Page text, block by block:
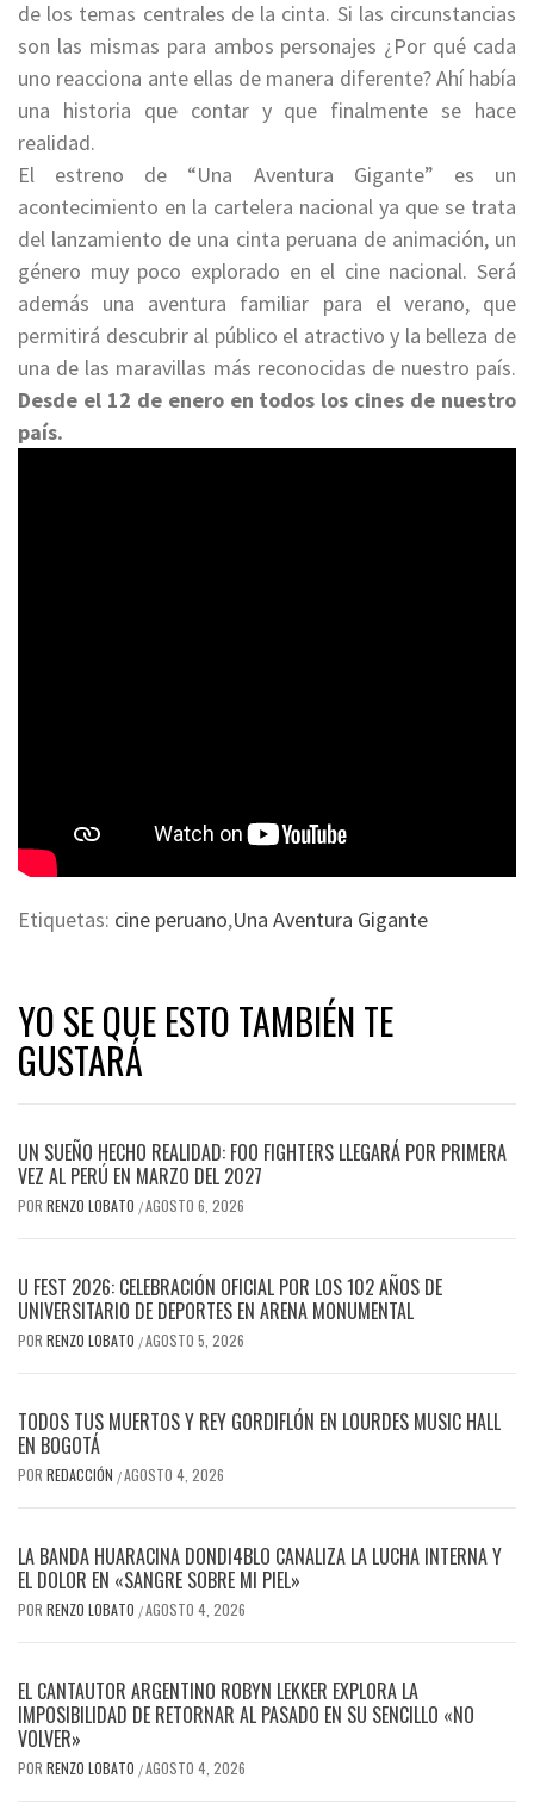
de los temas centrales de la cinta. Si las circunstancias
son las mismas para ambos personajes ¿Por qué cada
uno reacciona ante ellas de manera diferente? Ahí había
una historia que contar y que finalmente se hace
realidad.
El estreno de “Una Aventura Gigante” es un
acontecimiento en la cartelera nacional ya que se trata
del lanzamiento de una cinta peruana de animación, un
género muy poco explorado en el cine nacional. Será
además una aventura familiar para el verano, que
permitirá descubrir al público el atractivo y la belleza de
una de las maravillas más reconocidas de nuestro país.
Desde el 12 de enero en todos los cines de nuestro
país.
Etiquetas: cine peruano,Una Aventura Gigante
YO SE QUE ESTO TAMBIÉN TE
GUSTARÁ
UN SUEÑO HECHO REALIDAD: FOO FIGHTERS LLEGARÁ POR PRIMERA
VEZ AL PERÚ EN MARZO DEL 2027
POR RENZO LOBATO /AGOSTO 6, 2026
U FEST 2026: CELEBRACIÓN OFICIAL POR LOS 102 AÑOS DE
UNIVERSITARIO DE DEPORTES EN ARENA MONUMENTAL
POR RENZO LOBATO /AGOSTO 5, 2026
TODOS TUS MUERTOS Y REY GORDIFLÓN EN LOURDES MUSIC HALL
EN BOGOTÁ
POR REDACCIÓN /AGOSTO 4, 2026
LA BANDA HUARACINA DONDI4BLO CANALIZA LA LUCHA INTERNA Y
EL DOLOR EN «SANGRE SOBRE MI PIEL»
POR RENZO LOBATO /AGOSTO 4, 2026
EL CANTAUTOR ARGENTINO ROBYN LEKKER EXPLORA LA
IMPOSIBILIDAD DE RETORNAR AL PASADO EN SU SENCILLO «NO
VOLVER»
POR RENZO LOBATO /AGOSTO 4, 2026